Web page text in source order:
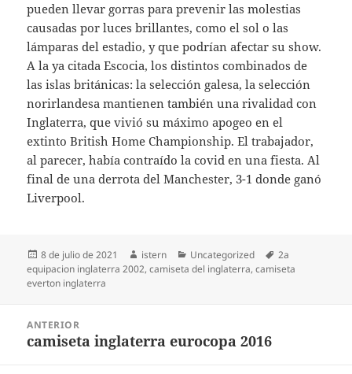
pueden llevar gorras para prevenir las molestias
causadas por luces brillantes, como el sol o las
lámparas del estadio, y que podrían afectar su show.
A la ya citada Escocia, los distintos combinados de
las islas británicas: la selección galesa, la selección
norirlandesa mantienen también una rivalidad con
Inglaterra, que vivió su máximo apogeo en el
extinto British Home Championship. El trabajador,
al parecer, había contraído la covid en una fiesta. Al
final de una derrota del Manchester, 3-1 donde ganó
Liverpool.
Publicado
el
8 de julio de 2021 Autor
istern Categorías
Uncategorized Etiquetas
2a
equipacion inglaterra 2002,camiseta del inglaterra,camiseta
everton inglaterra
entradas
ANTERIOR
Entrada
camiseta inglaterra eurocopa 2016